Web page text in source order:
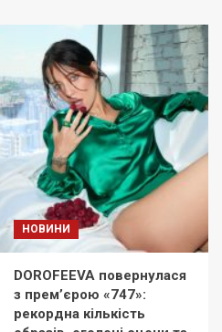
НОВИНИ
DOROFEEVA повернулася
з прем’єрою «747»:
рекордна кількість